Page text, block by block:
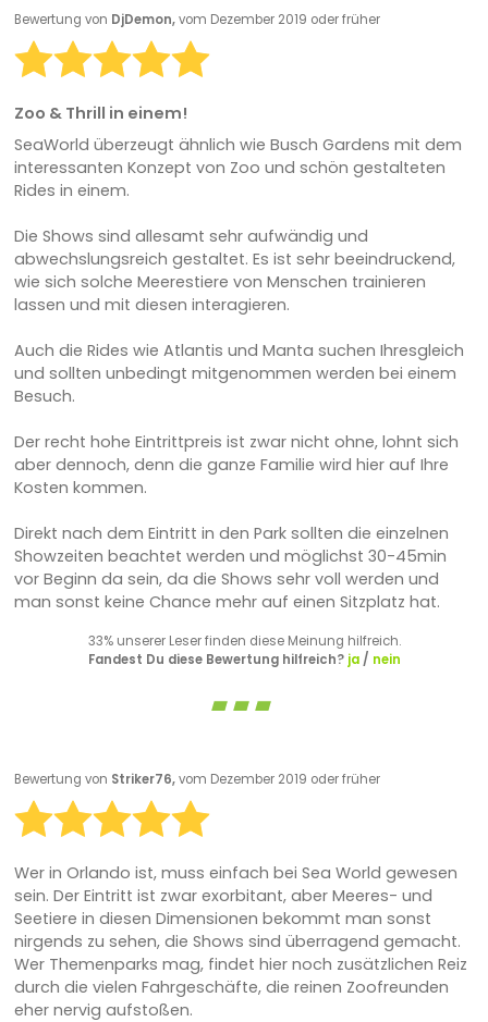
Bewertung von DjDemon,vom Dezember 2019 oder früher
Zoo & Thrill in einem!
SeaWorld überzeugt ähnlich wie Busch Gardens mit dem
interessanten Konzept von Zoo und schön gestalteten
Rides in einem.
Die Shows sind allesamt sehr aufwändig und
abwechslungsreich gestaltet. Es ist sehr beeindruckend,
wie sich solche Meerestiere von Menschen trainieren
lassen und mit diesen interagieren.
Auch die Rides wie Atlantis und Manta suchen Ihresgleich
und sollten unbedingt mitgenommen werden bei einem
Besuch.
Der recht hohe Eintrittpreis ist zwar nicht ohne, lohnt sich
aber dennoch, denn die ganze Familie wird hier auf Ihre
Kosten kommen.
Direkt nach dem Eintritt in den Park sollten die einzelnen
Showzeiten beachtet werden und möglichst 30-45min
vor Beginn da sein, da die Shows sehr voll werden und
man sonst keine Chance mehr auf einen Sitzplatz hat.
33% unserer Leser finden diese Meinung hilfreich.
Fandest Du diese Bewertung hilfreich? ja/ nein
Bewertung von Striker76,vom Dezember 2019 oder früher
Wer in Orlando ist, muss einfach bei Sea World gewesen
sein. Der Eintritt ist zwar exorbitant, aber Meeres- und
Seetiere in diesen Dimensionen bekommt man sonst
nirgends zu sehen, die Shows sind überragend gemacht.
Wer Themenparks mag, findet hier noch zusätzlichen Reiz
durch die vielen Fahrgeschäfte, die reinen Zoofreunden
eher nervig aufstoßen.